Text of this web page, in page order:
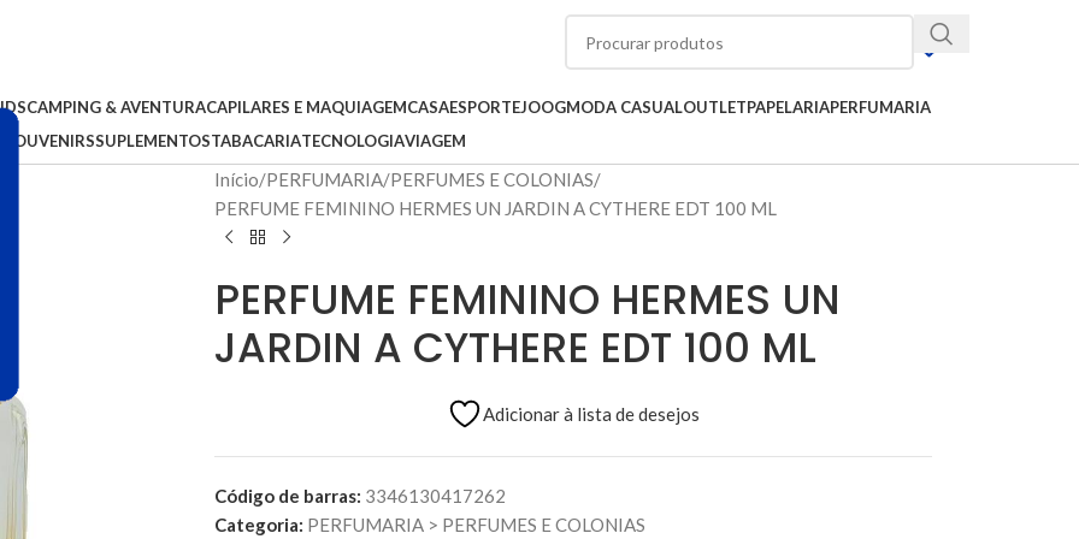
CAMPING & AVENTURACAPILARES E MAQUIAGEMCASAESPORTEJOOGMODA CASUALOUTLETPAPELARIAPERFUMARIA
SOUVENIRSSUPLEMENTOSTABACARIATECNOLOGIAVIAGEM
Início PERFUMARIA PERFUMES E COLONIAS
PERFUME FEMININO HERMES UN JARDIN A CYTHERE EDT 100 ML
PERFUME FEMININO HERMES UN
JARDIN A CYTHERE EDT 100 ML
Adicionar à lista de desejos
Código de barras: 3346130417262
Categoria: PERFUMARIA > PERFUMES E COLONIAS